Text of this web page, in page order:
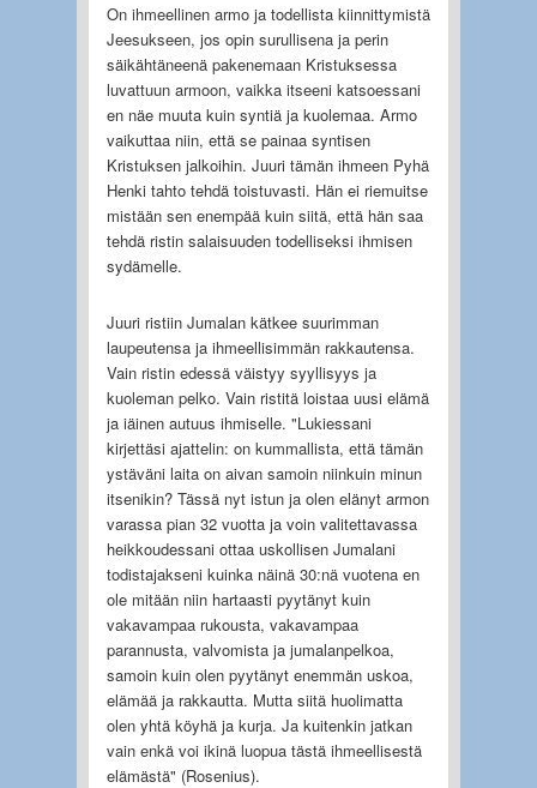
On ihmeellinen armo ja todellista kiinnittymistä
Jeesukseen, jos opin surullisena ja perin
säikähtäneenä pakenemaan Kristuksessa
luvattuun armoon, vaikka itseeni katsoessani
en näe muuta kuin syntiä ja kuolemaa. Armo
vaikuttaa niin, että se painaa syntisen
Kristuksen jalkoihin. Juuri tämän ihmeen Pyhä
Henki tahto tehdä toistuvasti. Hän ei riemuitse
mistään sen enempää kuin siitä, että hän saa
tehdä ristin salaisuuden todelliseksi ihmisen
sydämelle.
Juuri ristiin Jumalan kätkee suurimman
laupeutensa ja ihmeellisimmän rakkautensa.
Vain ristin edessä väistyy syyllisyys ja
kuoleman pelko. Vain ristitä loistaa uusi elämä
ja iäinen autuus ihmiselle. "Lukiessani
kirjettäsi ajattelin: on kummallista, että tämän
ystäväni laita on aivan samoin niinkuin minun
itsenikin? Tässä nyt istun ja olen elänyt armon
varassa pian 32 vuotta ja voin valitettavassa
heikkoudessani ottaa uskollisen Jumalani
todistajakseni kuinka näinä 30:nä vuotena en
ole mitään niin hartaasti pyytänyt kuin
vakavampaa rukousta, vakavampaa
parannusta, valvomista ja jumalanpelkoa,
samoin kuin olen pyytänyt enemmän uskoa,
elämää ja rakkautta. Mutta siitä huolimatta
olen yhtä köyhä ja kurja. Ja kuitenkin jatkan
vain enkä voi ikinä luopua tästä ihmeellisestä
elämästä" (Rosenius).